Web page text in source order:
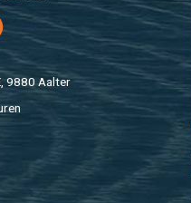
9880 Aal­ter